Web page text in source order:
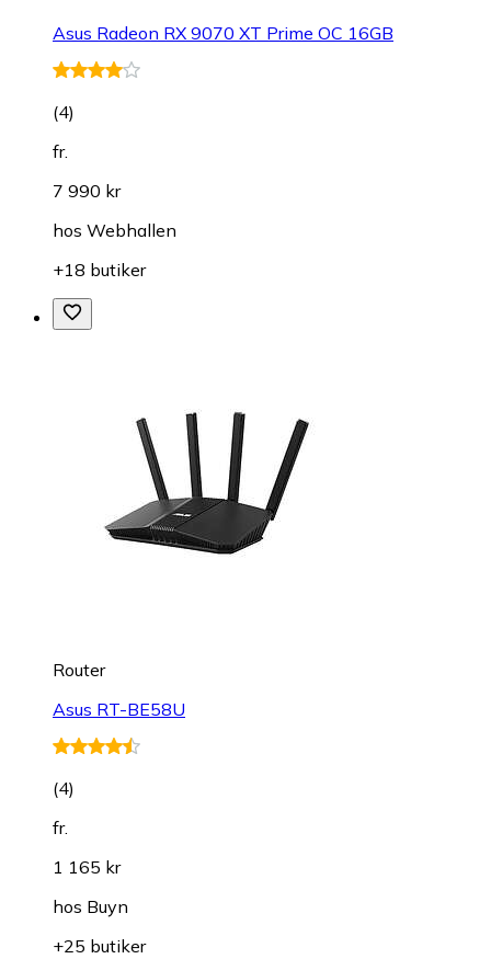
Asus Radeon RX 9070 XT Prime OC 16GB
(4)
fr.
7 990 kr
hos Webhallen
+18 butiker
Router
Asus RT-BE58U
(4)
fr.
1 165 kr
hos Buyn
+25 butiker